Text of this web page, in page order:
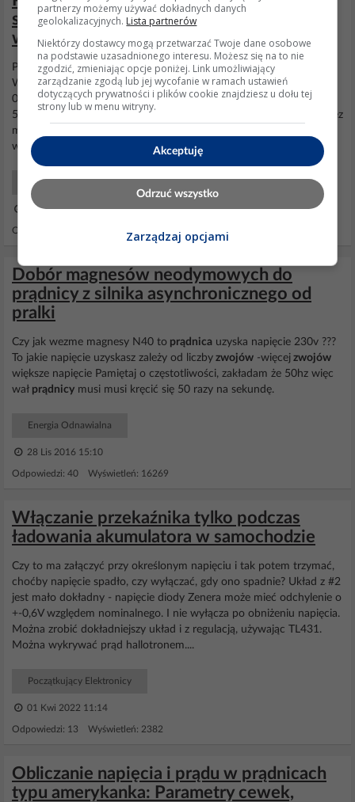
stojanem: koncepcja, wymiary, magnesy i
wskazówki do konstrukcji
Po miesiącu pracy nadprądnicąpoczyniłem następujące zmiany.
Wpadł nowy drut o średnicy 0,70mm(samej miedzi, z izolacją ma
0,78mm) w ilości zwojów105/cewkę, poprzednio było tylko
50zwojów drutu 0,85. Stojany połączone w trójkąt, puszczone przez
mostek prostowniczy trójfazowy. Bez obciążenia ręką można
wykręcić lekko ponad 500V Przy obciążeniu żarówką...
Energia Odnawialna
21 Maj 2023 20:59
Odpowiedzi: 27 Wyświetleń: 1905
Dobór magnesów neodymowych do
prądnicy z silnika asynchronicznego od
pralki
Czy jak wezme magnesy N40 to prądnica uzyska napięcie 230v ???
To jakie napięcie uzyskasz zależy od liczby zwojów -więcej zwojów
większe napięcie Pamiętaj o częstotliwości, zakładam że 50hz więc
wał prądnicy musi musi kręcić się 50 razy na sekundę.
Energia Odnawialna
28 Lis 2016 15:10
Odpowiedzi: 40 Wyświetleń: 16269
Włączanie przekaźnika tylko podczas
ładowania akumulatora w samochodzie
Czy to ma załączyć przy określonym napięciu i tak potem trzymać,
choćby napięcie spadło, czy wyłączać, gdy ono spadnie? Układ z #2
jest mało dokładny - napięcie diody Zenera może mieć odchylenie o
+-0,6V względem nominalnego. I nie wyłącza po obniżeniu napięcia.
Można zrobić dokładniejszy układ i z regulacją, używając TL431.
Można wykrywać prąd hallotronem....
Początkujący Elektronicy
01 Kwi 2022 11:14
Odpowiedzi: 13 Wyświetleń: 2382
Obliczanie napięcia i prądu w prądnicach
typu amerykanka: Parametry cewek,
partnerzy możemy używać dokładnych danych
geolokalizacyjnych. Lista partnerów
Niektórzy dostawcy mogą przetwarzać Twoje dane osobowe
na podstawie uzasadnionego interesu. Możesz się na to nie
zgodzić, zmieniając opcje poniżej. Link umożliwiający
zarządzanie zgodą lub jej wycofanie w ramach ustawień
dotyczących prywatności i plików cookie znajdziesz u dołu tej
strony lub w menu witryny.
Akceptuję
Odrzuć wszystko
Zarządzaj opcjami